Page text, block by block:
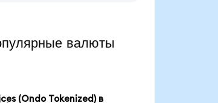
валюты
(Ondo Tokenized) в